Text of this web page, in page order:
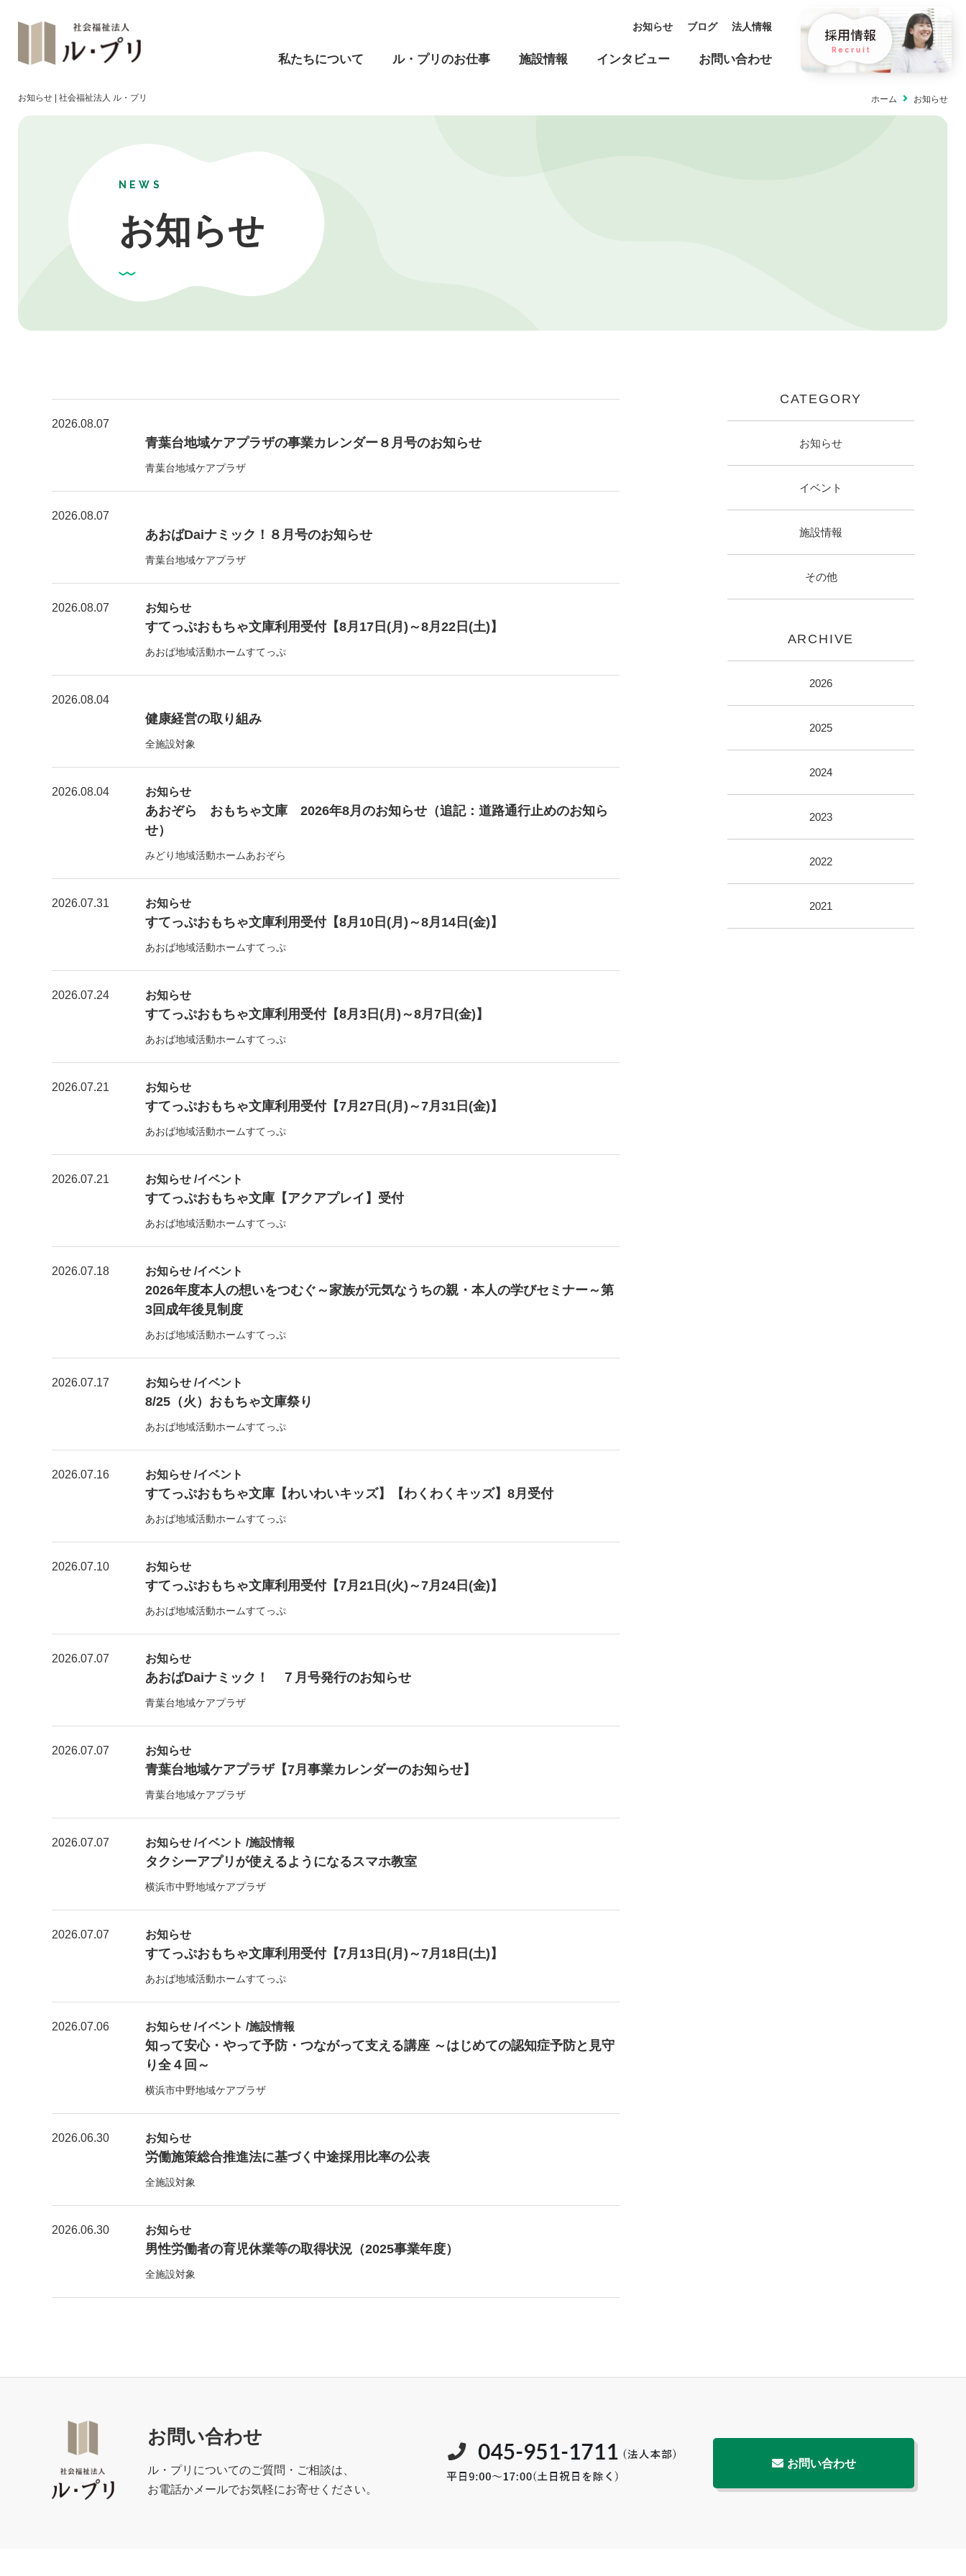
お知らせ ブログ 法人情報
私たちについて ル・プリのお仕事 施設情報 インタビュー お問い合わせ
お知らせ | 社会福祉法人 ル・プリ
NEWS
お知らせ
ホーム お知らせ
2026.08.07
青葉台地域ケアプラザの事業カレンダー８月号のお知らせ
青葉台地域ケアプラザ
2026.08.07
あおばDaiナミック！８月号のお知らせ
青葉台地域ケアプラザ
2026.08.07 お知らせ
すてっぷおもちゃ文庫利用受付【8月17日(月)～8月22日(土)】
あおば地域活動ホームすてっぷ
2026.08.04
健康経営の取り組み
全施設対象
2026.08.04 お知らせ
あおぞら おもちゃ文庫 2026年8月のお知らせ（追記：道路通行止めのお知ら
せ）
みどり地域活動ホームあおぞら
2026.07.31 お知らせ
すてっぷおもちゃ文庫利用受付【8月10日(月)～8月14日(金)】
あおば地域活動ホームすてっぷ
2026.07.24 お知らせ
すてっぷおもちゃ文庫利用受付【8月3日(月)～8月7日(金)】
あおば地域活動ホームすてっぷ
2026.07.21 お知らせ
すてっぷおもちゃ文庫利用受付【7月27日(月)～7月31日(金)】
あおば地域活動ホームすてっぷ
2026.07.21 お知らせ /イベント
すてっぷおもちゃ文庫【アクアプレイ】受付
あおば地域活動ホームすてっぷ
2026.07.18 お知らせ /イベント
2026年度本人の想いをつむぐ～家族が元気なうちの親・本人の学びセミナー～第
3回成年後見制度
あおば地域活動ホームすてっぷ
2026.07.17 お知らせ /イベント
8/25（火）おもちゃ文庫祭り
あおば地域活動ホームすてっぷ
2026.07.16 お知らせ /イベント
すてっぷおもちゃ文庫【わいわいキッズ】【わくわくキッズ】8月受付
あおば地域活動ホームすてっぷ
2026.07.10 お知らせ
すてっぷおもちゃ文庫利用受付【7月21日(火)～7月24日(金)】
あおば地域活動ホームすてっぷ
2026.07.07 お知らせ
あおばDaiナミック！ ７月号発行のお知らせ
青葉台地域ケアプラザ
2026.07.07 お知らせ
青葉台地域ケアプラザ【7月事業カレンダーのお知らせ】
青葉台地域ケアプラザ
2026.07.07 お知らせ /イベント /施設情報
タクシーアプリが使えるようになるスマホ教室
横浜市中野地域ケアプラザ
2026.07.07 お知らせ
すてっぷおもちゃ文庫利用受付【7月13日(月)～7月18日(土)】
あおば地域活動ホームすてっぷ
2026.07.06 お知らせ /イベント /施設情報
知って安心・やって予防・つながって支える講座 ～はじめての認知症予防と見守
り全４回～
横浜市中野地域ケアプラザ
2026.06.30 お知らせ
労働施策総合推進法に基づく中途採用比率の公表
全施設対象
2026.06.30 お知らせ
男性労働者の育児休業等の取得状況（2025事業年度）
全施設対象
CATEGORY
お知らせ
イベント
施設情報
その他
ARCHIVE
2026
2025
2024
2023
2022
2021
お問い合わせ
ル・プリについてのご質問・ご相談は、
お電話かメールでお気軽にお寄せください。
お問い合わせ